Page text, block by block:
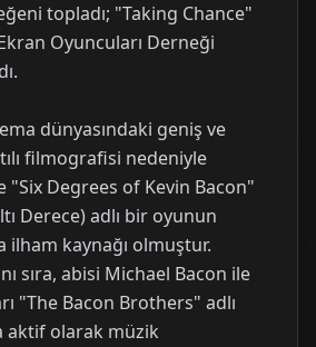
topladı; "Taking Chance"
Oyuncuları Derneği
dünyasındaki geniş ve
filmografisi nedeniyle
Degrees of Kevin Bacon"
Derece) adlı bir oyunun
ilham kaynağı olmuştur.
sıra, abisi Michael Bacon ile
"The Bacon Brothers" adlı
aktif olarak müzik